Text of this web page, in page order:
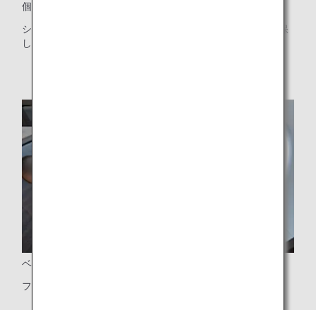
個室型シェルシート
シートのドアと個室型のシェルによりプライベート感を確保
した空間
ベッドシート
フルフラットになるベッドシート